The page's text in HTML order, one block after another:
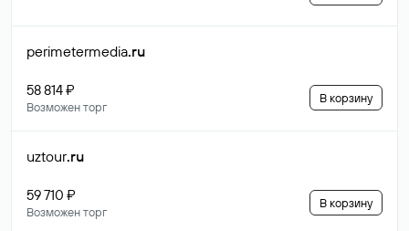
perimetermedia.ru
58 814 ₽
Возможен торг
В корзину
uztour.ru
59 710 ₽
Возможен торг
В корзину